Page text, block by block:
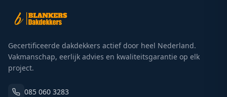
Gecertificeerde dakdekkers actief door heel Nederland.
Vakmanschap, eerlijk advies en kwaliteitsgarantie op elk
project.
085 060 3283